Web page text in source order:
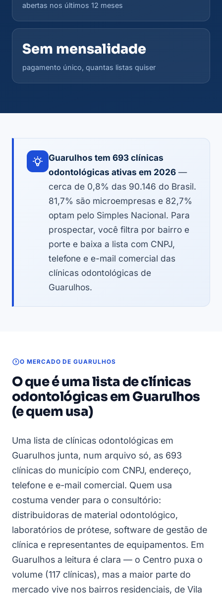
abertas nos últimos 12 meses
Sem mensalidade
pagamento único, quantas listas quiser
Guarulhos tem 693 clínicas
odontológicas ativas em 2026 —
cerca de 0,8% das 90.146 do Brasil.
81,7% são microempresas e 82,7%
optam pelo Simples Nacional. Para
prospectar, você filtra por bairro e
porte e baixa a lista com CNPJ,
telefone e e-mail comercial das
clínicas odontológicas de
Guarulhos.
O MERCADO DE GUARULHOS
O que é uma lista de clínicas
odontológicas em Guarulhos
(e quem usa)
Uma lista de clínicas odontológicas em
Guarulhos junta, num arquivo só, as 693
clínicas do município com CNPJ, endereço,
telefone e e-mail comercial. Quem usa
costuma vender para o consultório:
distribuidoras de material odontológico,
laboratórios de prótese, software de gestão de
clínica e representantes de equipamentos. Em
Guarulhos a leitura é clara — o Centro puxa o
volume (117 clínicas), mas a maior parte do
mercado vive nos bairros residenciais, de Vila